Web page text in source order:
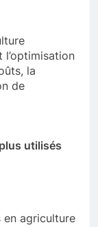
la
de
utilisés
en agriculture